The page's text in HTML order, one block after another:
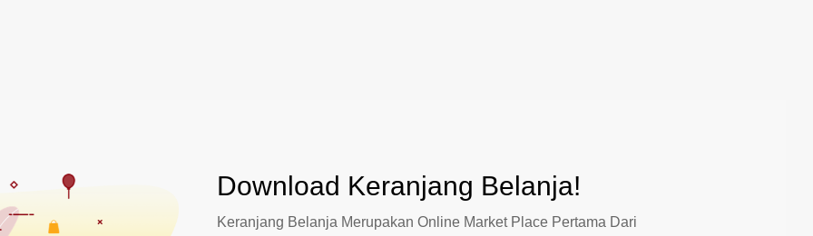
Download Keranjang Belanja!
Keranjang Belanja Merupakan Online Market Place Pertama Dari